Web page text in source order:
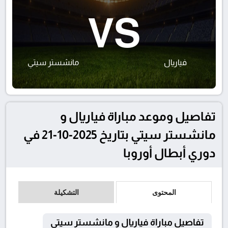
فياريال
VS
مانشستر سيتي
تفاصيل وموعد مباراة فياريال و
مانشستر سيتي بتاريخ 2025-10-21 في
دوري أبطال أوروبا
المحتوى التشكيلة
تفاصيل مباراة فياريال و مانشستر سيتي